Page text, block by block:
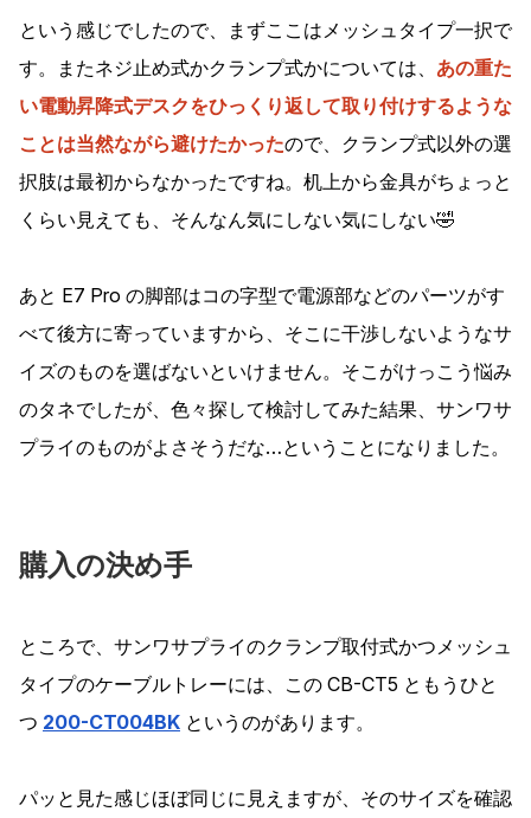
という感じでしたので、まずここはメッシュタイプ一択で
す。またネジ止め式かクランプ式かについては、 あの重た
い電動昇降式デスクをひっくり返して取り付けするような
ことは当然ながら避けたかったので、クランプ式以外の選
択肢は最初からなかったですね。机上から金具がちょっと
くらい見えても、そんなん気にしない気にしない🤣
あと E7 Pro の脚部はコの字型で電源部などのパーツがす
べて後方に寄っていますから、そこに干渉しないようなサ
イズのものを選ばないといけません。そこがけっこう悩み
のタネでしたが、色々探して検討してみた結果、サンワサ
プライのものがよさそうだな…ということになりました。
購入の決め手
ところで、サンワサプライのクランプ取付式かつメッシュ
タイプのケーブルトレーには、この CB-CT5 ともうひと
つ 200-CT004BK というのがあります。
パッと見た感じほぼ同じに見えますが、そのサイズを確認